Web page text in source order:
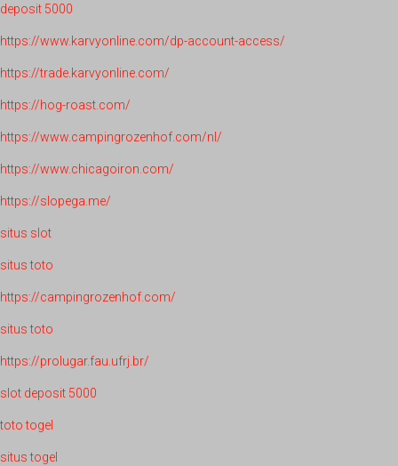
deposit 5000
https://www.karvyonline.com/dp-account-access/
https://trade.karvyonline.com/
https://hog-roast.com/
https://www.campingrozenhof.com/nl/
https://www.chicagoiron.com/
https://slopega.me/
situs slot
situs toto
https://campingrozenhof.com/
situs toto
https://prolugar.fau.ufrj.br/
slot deposit 5000
toto togel
situs togel